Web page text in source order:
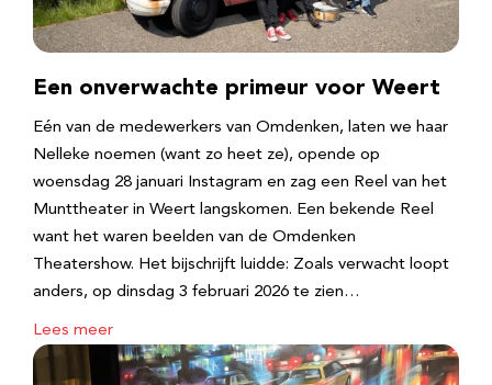
Een onverwachte primeur voor Weert
Eén van de medewerkers van Omdenken, laten we haar
Nelleke noemen (want zo heet ze), opende op
woensdag 28 januari Instagram en zag een Reel van het
Munttheater in Weert langskomen. Een bekende Reel
want het waren beelden van de Omdenken
Theatershow. Het bijschrijft luidde: Zoals verwacht loopt
anders, op dinsdag 3 februari 2026 te zien…
Lees meer